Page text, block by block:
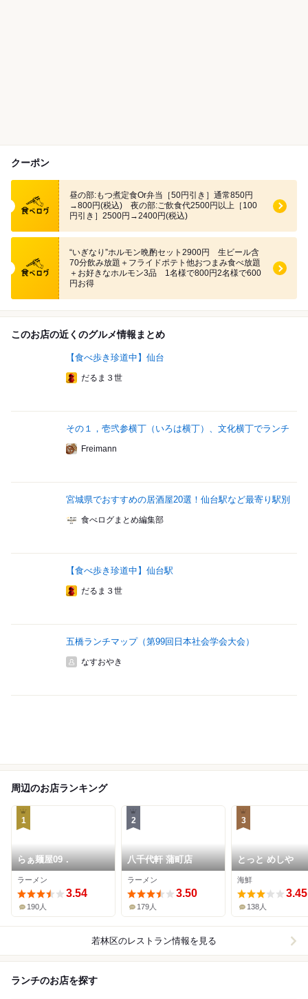
クーポン
食べログ クーポン
昼の部:もつ煮定食Or弁当［50円引き］通常850円
→800円(税込) 夜の部:ご飲食代2500円以上［100
円引き］2500円→2400円(税込)
食べログ クーポン
“いぎなり”ホルモン晩酌セット2900円 生ビール含
70分飲み放題＋フライドポテト他おつまみ食べ放題
＋お好きなホルモン3品 1名様で800円2名様で600
円お得
このお店の近くのグルメ情報まとめ
【食べ歩き珍道中】仙台
だるま３世
その１，壱弐参横丁（いろは横丁）、文化横丁でランチ
Freimann
宮城県でおすすめの居酒屋20選！仙台駅など最寄り駅別
食べログまとめ編集部
【食べ歩き珍道中】仙台駅
だるま３世
五橋ランチマップ（第99回日本社会学会大会）
なすおやき
周辺のお店ランキング
1
らぁ麺屋09．
ラーメン
3.54
190人
2
八千代軒 蒲町店
ラーメン
3.50
179人
3
とっと めしや
海鮮
3.45
138人
若林区のレストラン情報を見る
ランチのお店を探す